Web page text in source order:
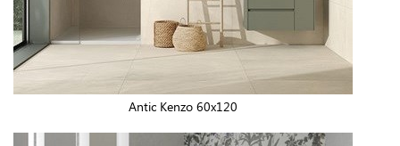
Antic Kenzo 60x120